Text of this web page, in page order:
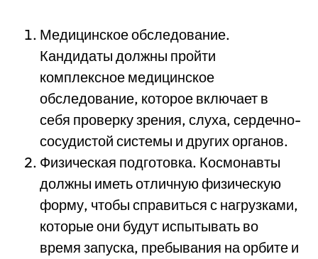
Медицинское обследование.
Кандидаты должны пройти
комплексное медицинское
обследование, которое включает в
себя проверку зрения, слуха, сердечно-
сосудистой системы и других органов.
Физическая подготовка. Космонавты
должны иметь отличную физическую
форму, чтобы справиться с нагрузками,
которые они будут испытывать во
время запуска, пребывания на орбите и